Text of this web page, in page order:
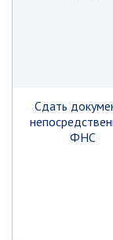
Сдать
ФНС